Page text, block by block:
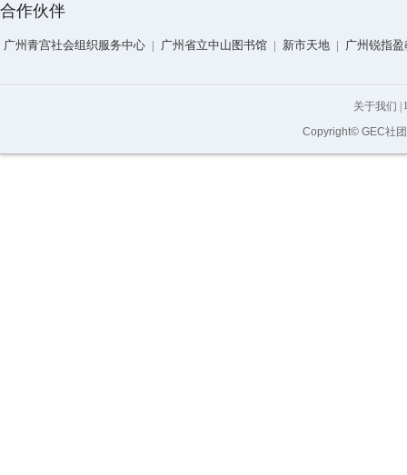
合作伙伴
广州青宫社会组织服务中心 | 广州省立中山图书馆 | 新市天地 | 广州锐指
关于我们 |
Copyright© GEC社